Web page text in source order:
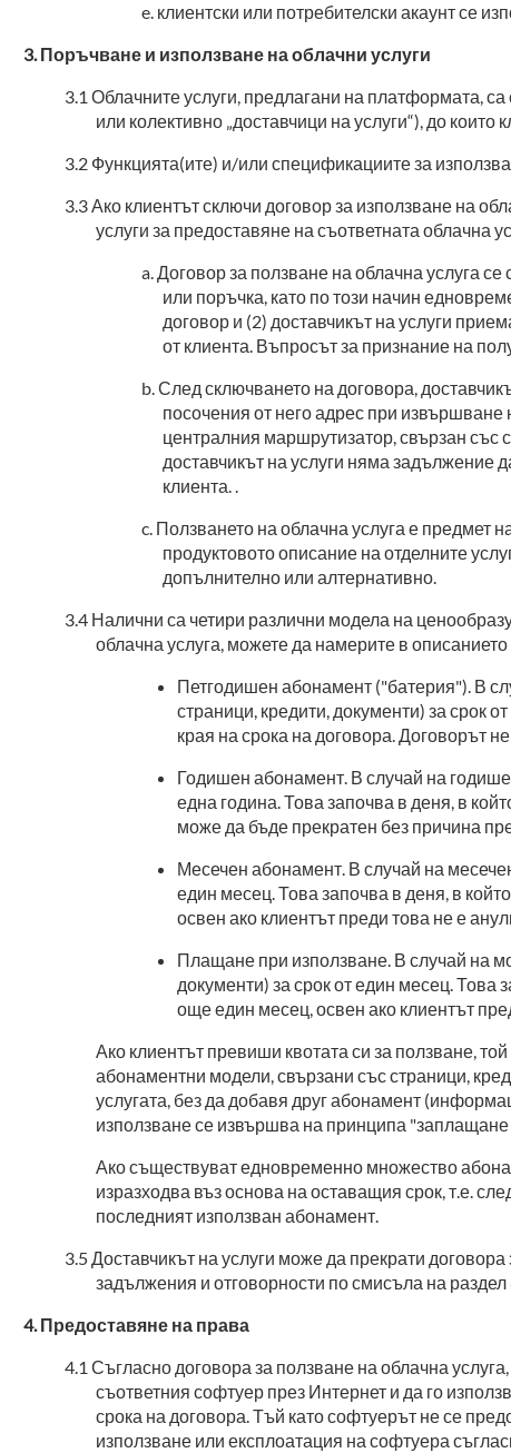
клиентски или потребителски акаунт се
Поръчване и използване на облачни услуги
Облачните услуги, предлагани на платформата,
или колективно „доставчици на услуги“), до
Функцията(ите) и/или спецификациите за
Ако клиентът сключи договор за използване на
услуги за предоставяне на съответната облачна
Договор за ползване на облачна услуга
или поръчка, като по този начин
договор и (2) доставчикът на услуги
от клиента. Въпросът за признание на
След сключването на договора,
посочения от него адрес при
централния маршрутизатор, свързан със
доставчикът на услуги няма задължение
клиента. .
Ползването на облачна услуга е предмет
продуктовото описание на отделните
допълнително или алтернативно.
Налични са четири различни модела на
облачна услуга, можете да намерите в
Петгодишен абонамент ("батерия"). В
страници, кредити, документи) за срок
края на срока на договора. Договорът
Годишен абонамент. В случай на
една година. Това започва в деня, в
може да бъде прекратен без причина
Месечен абонамент. В случай на
един месец. Това започва в деня, в
освен ако клиентът преди това не е
Плащане при използване. В случай на
документи) за срок от един месец. Това
още един месец, освен ако клиентът
Ако клиентът превиши квотата си за ползване,
абонаментни модели, свързани със страници,
услугата, без да добавя друг абонамент
използване се извършва на принципа "заплащане
Ако съществуват едновременно множество
изразходва въз основа на оставащия срок, т.е.
последният използван абонамент.
Доставчикът на услуги може да прекрати
задължения и отговорности по смисъла на
Предоставяне на права
Съгласно договора за ползване на облачна
съответния софтуер през Интернет и да го
срока на договора. Тъй като софтуерът не се
използване или експлоатация на софтуера